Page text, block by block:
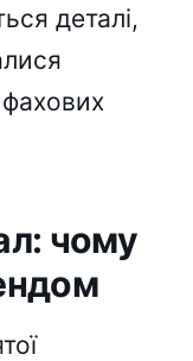
деталі,
чому